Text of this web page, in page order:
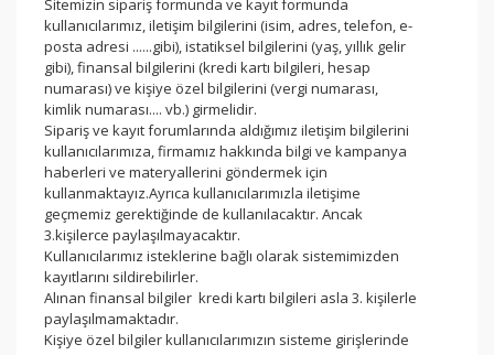
Sitemizin sipariş formunda ve kayıt formunda
kullanıcılarımız, iletişim bilgilerini (isim, adres, telefon, e-
posta adresi ......gibi), istatiksel bilgilerini (yaş, yıllık gelir
gibi), finansal bilgilerini (kredi kartı bilgileri, hesap
numarası) ve kişiye özel bilgilerini (vergi numarası,
kimlik numarası.... vb.) girmelidir.
Sipariş ve kayıt forumlarında aldığımız iletişim bilgilerini
kullanıcılarımıza, firmamız hakkında bilgi ve kampanya
haberleri ve materyallerini göndermek için
kullanmaktayız.Ayrıca kullanıcılarımızla iletişime
geçmemiz gerektiğinde de kullanılacaktır. Ancak
3.kişilerce paylaşılmayacaktır.
Kullanıcılarımız isteklerine bağlı olarak sistemimizden
kayıtlarını sildirebilirler.
Alınan finansal bilgiler kredi kartı bilgileri asla 3. kişilerle
paylaşılmamaktadır.
Kişiye özel bilgiler kullanıcılarımızın sisteme girişlerinde